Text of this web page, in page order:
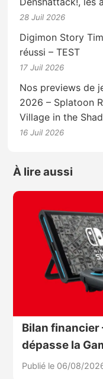
28 Juil 2026
Digimon Story
réussi – TEST
17 Juil 2026
Nos previews de
2026 – Splatoon
Village in the
16 Juil 2026
À lire aussi
Bilan financier
dépasse la
Publié le 06/08/